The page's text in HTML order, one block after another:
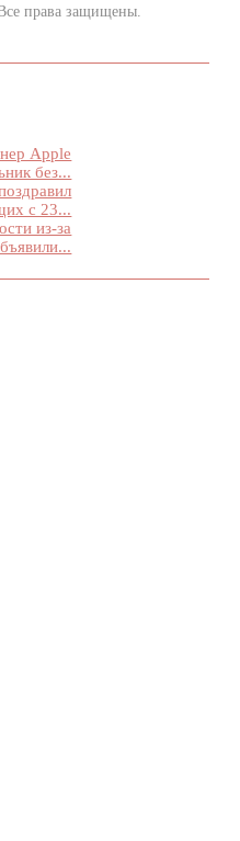
права защищены.
Apple
без...
с 23...
из-за